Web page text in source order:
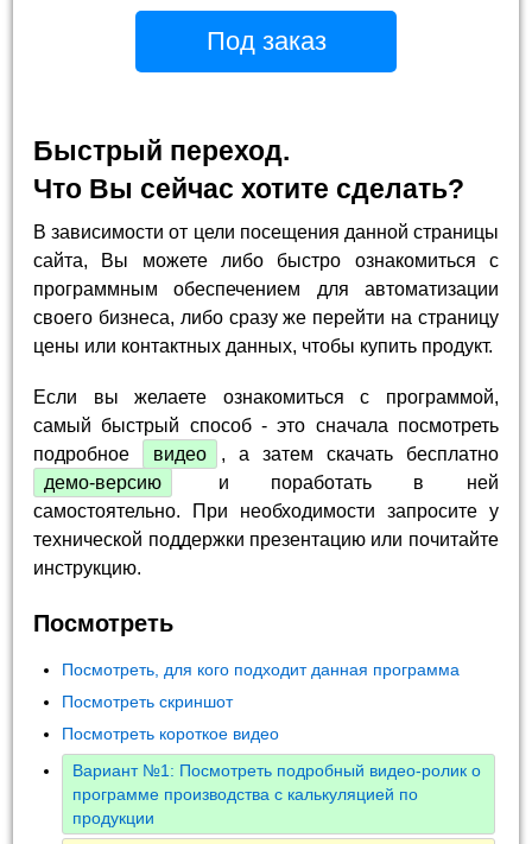
Под заказ
Быстрый переход.
Что Вы сейчас хотите сделать?
В зависимости от цели посещения данной страницы
сайта, Вы можете либо быстро ознакомиться с
программным обеспечением для автоматизации
своего бизнеса, либо сразу же перейти на страницу
цены или контактных данных, чтобы купить продукт.
Если вы желаете ознакомиться с программой,
самый быстрый способ - это сначала посмотреть
подробное
видео
, а затем скачать бесплатно
демо-версию
и поработать в ней
самостоятельно. При необходимости запросите у
технической поддержки презентацию или почитайте
инструкцию.
Посмотреть
Посмотреть, для кого подходит данная программа
Посмотреть скриншот
Посмотреть короткое видео
Вариант №1: Посмотреть подробный видео-ролик о
программе производства с калькуляцией по
продукции